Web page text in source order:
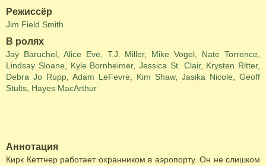
Режиссёр
Jim Field Smith
В ролях
Jay Baruchel, Alice Eve T.J. Miller, Mike Vogel Nate Torrence
Lindsay Sloane
Kyle Bornheimer, Jessica St. Clair, Krysten Ritter,
Debra Jo Rupp
Adam LeFevre Kim Shaw, Jasika Nicole
Geoff
Stults Hayes MacArthur
Аннотация
Кирк Кеттнер работает охранником в аэропорту. Он не слишком